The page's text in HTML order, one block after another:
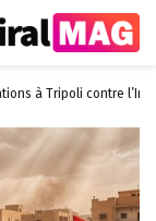
à Tripoli contre